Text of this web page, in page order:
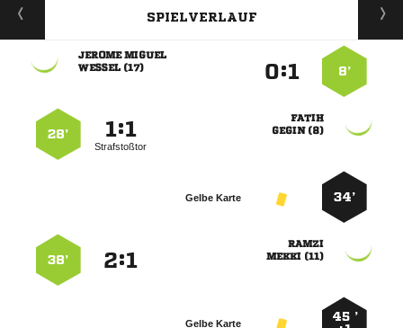
SPIELVERLAUF
8’
:
 
 

 
:
Strafstoßtor
28’
34’
Gelbe Karte

 
:
38’
45 ’
Gelbe Karte